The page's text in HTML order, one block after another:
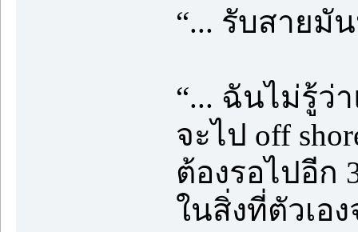
“... รับสายมั
“... ฉันไม่รู้ว่
จะไป off
ต้องรอไปอีก
ในสิ่งที่ตัวเอ